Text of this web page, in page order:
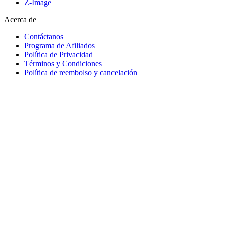
Z-Image
Acerca de
Contáctanos
Programa de Afiliados
Política de Privacidad
Términos y Condiciones
Política de reembolso y cancelación